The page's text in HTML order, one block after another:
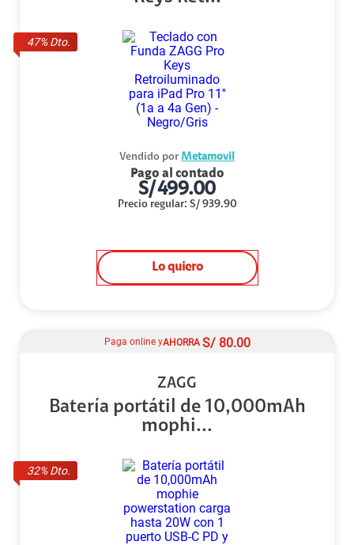
47% Dto.
Vendido por Metamovil
Pago al contado
S/499.00
Precio regular: S/ 939.90
Lo quiero
32% Dto.
Paga online yAHORRA S/ 80.00
ZAGG
Batería portátil de 10,000mAh
mophi...